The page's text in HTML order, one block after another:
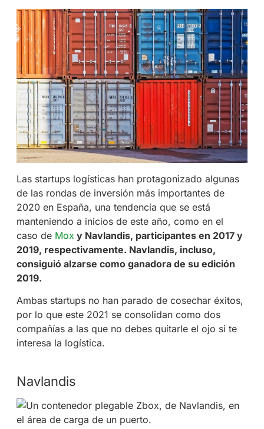
Las startups logísticas han protagonizado algunas
de las rondas de inversión más importantes de
2020 en España, una tendencia que se está
manteniendo a inicios de este año, como en el
caso de Mox y Navlandis, participantes en 2017 y
2019, respectivamente. Navlandis, incluso,
consiguió alzarse como ganadora de su edición
2019.
Ambas startups no han parado de cosechar éxitos,
por lo que este 2021 se consolidan como dos
compañías a las que no debes quitarle el ojo si te
interesa la logística.
Navlandis